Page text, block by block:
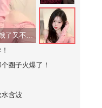
到了麒麟！！太爽
春季搜狐视频关注流
过协助死亡法案，为患
太好看了吧。#二次元 #
游戏 #搞笑游戏 #AI
天天姐姐长姐姐短 姐姐饿了又不管！
圈子火爆了！
含波